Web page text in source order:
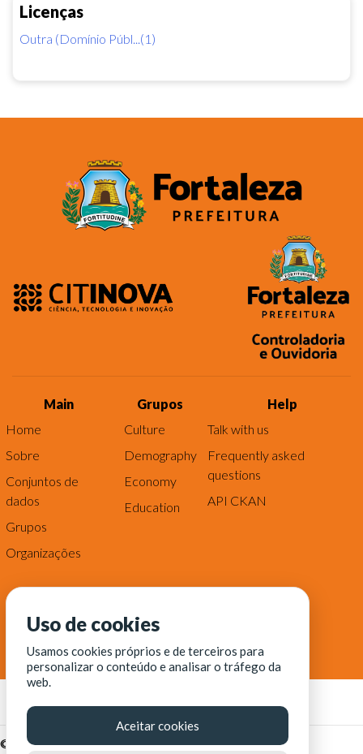
Licenças
Outra (Domínio Públ...(1)
Main
Home
Sobre
Conjuntos de
dados
Grupos
Organizações
Grupos
Culture
Demography
Economy
Education
Help
Talk with us
Frequently asked
questions
API CKAN
© Fortaleza Digital || CITINOVA - Fundação de Ciência,
Uso de cookies
Usamos cookies próprios e de terceiros para
personalizar o conteúdo e analisar o tráfego da
web.
Aceitar cookies